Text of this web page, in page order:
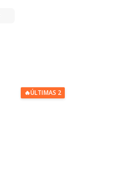
🔥ÚLTIMAS 2